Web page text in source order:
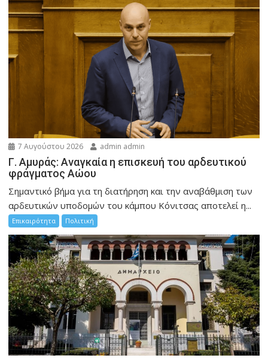
7 Αυγούστου 2026 admin admin
Γ. Αμυράς: Αναγκαία η επισκευή του αρδευτικού
φράγματος Αώου
Σημαντικό βήμα για τη διατήρηση και την αναβάθμιση των
αρδευτικών υποδομών του κάμπου Κόνιτσας αποτελεί η...
Επικαιρότητα Πολιτική